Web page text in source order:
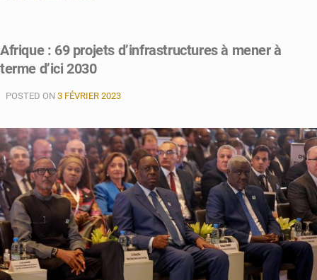
Sud
accueille
Sommet
femmes
de
Forbes
Africa
Afrique : 69 projets d’infrastructures à mener à
terme d’ici 2030
POSTED ON 3 FÉVRIER 2023